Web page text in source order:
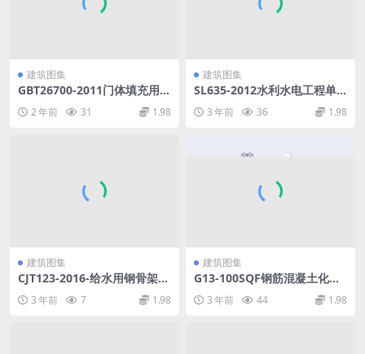
建筑图集
GBT26700-2011门体填充用硬
2 年前 31 1.98
建筑图集
SL635-2012水利水电工程单
元工程施工质量验收评定标准
——水工金属结构安装工程().
3 年前 36 1.98
建筑图集
CJT123-2016-给水用钢骨架聚
3 年前 7 1.98
建筑图集
G13-100SQF钢筋混凝土化粪
3 年前 44 1.98